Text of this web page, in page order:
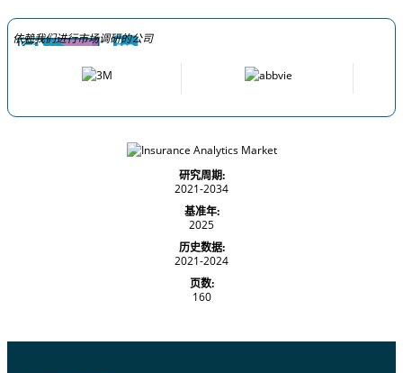
依赖我们进行市场调研的公司
研究周期:
2021-2034
基准年:
2025
历史数据:
2021-2024
页数:
160